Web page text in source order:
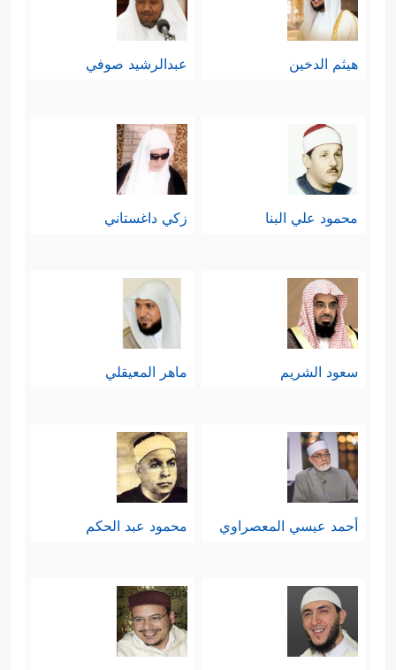
هيثم الدخين عبدالرشيد صوفي
محمود علي البنا زكي داغستاني
سعود الشريم ماهر المعيقلي
أحمد عيسي المعصراوي محمود عبد الحكم